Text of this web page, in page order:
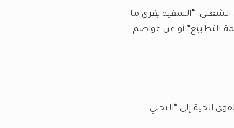
الشعبي: “السفيه يقرى ما
التطبيع” أو عن عواصم
الحية إلى “التحلي